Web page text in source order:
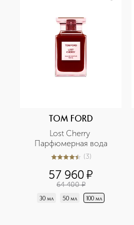
TOM FORD
Lost Cherry
Парфюмерная вода
4.4из53 (3)
57 960¤
64 400 ¤
30 мл 50 мл 100 мл